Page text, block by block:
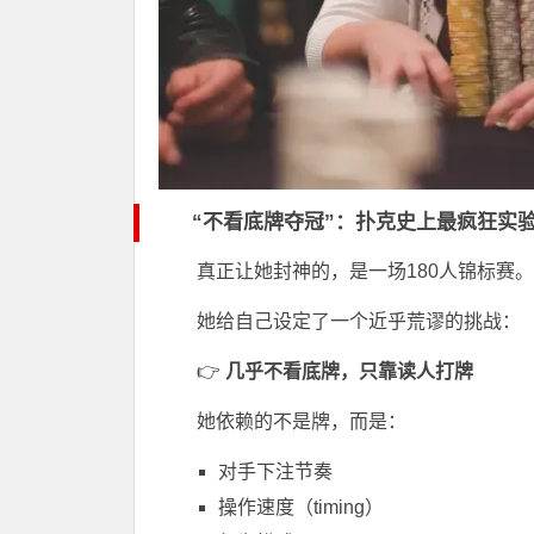
“不看底牌夺冠”：扑克史上最疯狂实
真正让她封神的，是一场180人锦标赛。
她给自己设定了一个近乎荒谬的挑战：
👉 几乎不看底牌，只靠读人打牌
她依赖的不是牌，而是：
对手下注节奏
操作速度（timing）